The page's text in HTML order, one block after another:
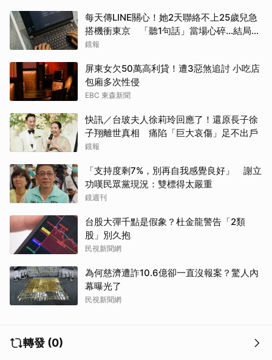
每天傳LINE關心！她2天聯絡不上25歲兒急
搭機衝東京 「聽1句話」當場心碎...結局看
哭網
鏡報
屏東女欠50萬高利貸！遭3惡煞追討 小吃店
包廂多次性侵
EBC 東森新聞
快訊／台玻夫人徐莉玲回應了！還原長子徐
子翔離世真相 痛陷「巨大哀傷」足不出戶
鏡報
「支持度剩7%，別再自我感覺良好」 謝立
功嘆民眾黨現況：雙標得太嚴重
鏡週刊
台股大彈千點是假象？杜金龍警告「2類
股」別久抱
民視新聞網
為何慈濟遭詐10.6億卻一直沒報案？驚人內
幕曝光了
民視新聞網
轉發 (0)